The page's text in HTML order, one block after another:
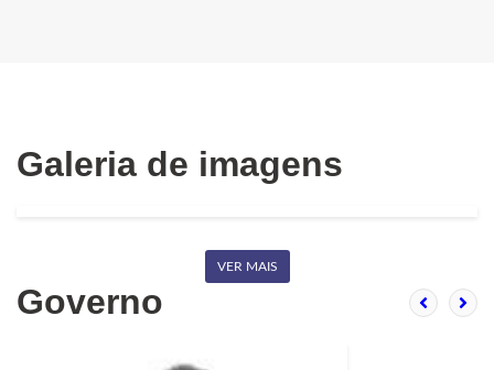
Galeria de imagens
VER MAIS
Governo